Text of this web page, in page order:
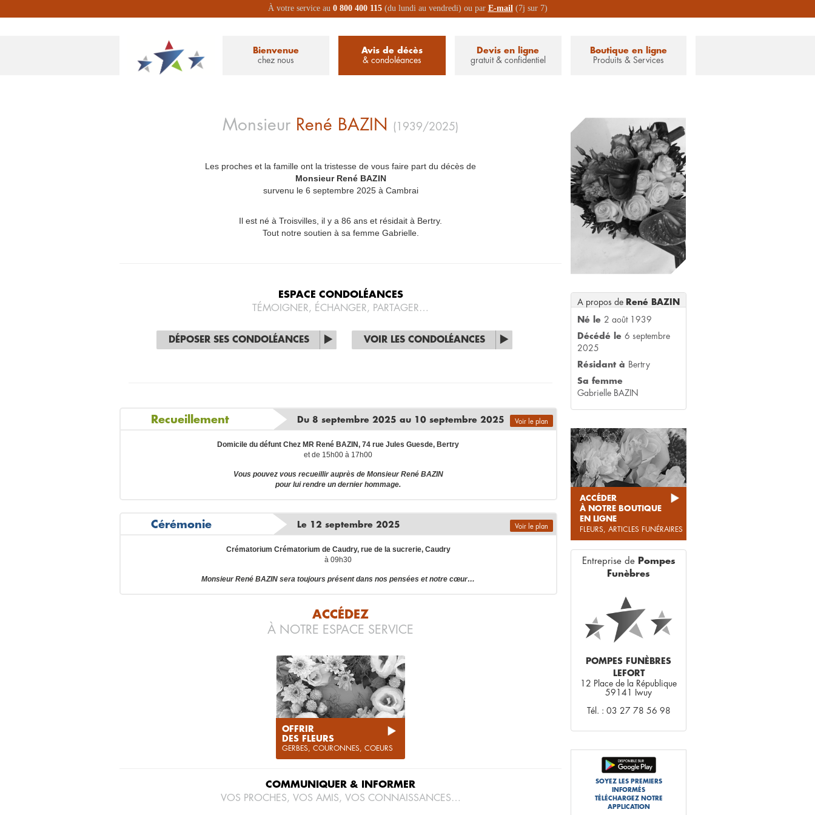
À votre service au 0 800 400 115(du lundi au vendredi) ou par E-mail(7j sur 7)
Bienvenue
chez nous
Avis de décès
& condoléances
Devis en ligne
gratuit & confidentiel
Boutique en ligne
Produits & Services
A propos de René BAZIN
Né le 2 août 1939
Décédé le 6 septembre
2025
Résidant à Bertry
Sa femme
Gabrielle BAZIN
ACCÉDER
À NOTRE BOUTIQUE
EN LIGNE
FLEURS, ARTICLES FUNÉRAIRES
Entreprise de Pompes
Funèbres
POMPES FUNÈBRES
LEFORT
12 Place de la République
59141 Iwuy
Tél. : 03 27 78 56 98
SOYEZ LES PREMIERS
INFORMÉS
TÉLÉCHARGEZ NOTRE
APPLICATION
Monsieur René BAZIN (1939/2025)
Les proches et la famille ont la tristesse de vous faire part du décès de
Monsieur René BAZIN_
survenu le 6 septembre 2025 à Cambrai
Il est né à Troisvilles, il y a 86 ans et résidait à Bertry.
Tout notre soutien à sa femme Gabrielle.
ESPACE CONDOLÉANCES
TÉMOIGNER, ÉCHANGER, PARTAGER…
DÉPOSER SES CONDOLÉANCES VOIR LES CONDOLÉANCES
Recueillement Du 8 septembre 2025 au 10 septembre 2025 Voir le plan
Domicile du défunt Chez MR René BAZIN, 74 rue Jules Guesde, Bertry
et de 15h00 à 17h00
Vous pouvez vous recueillir auprès de Monsieur René BAZIN
pour lui rendre un dernier hommage.
Cérémonie Le 12 septembre 2025 Voir le plan
Crématorium Crématorium de Caudry, rue de la sucrerie, Caudry
à 09h30
Monsieur René BAZIN sera toujours présent dans nos pensées et notre cœur…
ACCÉDEZ
À NOTRE ESPACE SERVICE
OFFRIR
DES FLEURS
GERBES, COURONNES, COEURS
COMMUNIQUER & INFORMER
VOS PROCHES, VOS AMIS, VOS CONNAISSANCES…